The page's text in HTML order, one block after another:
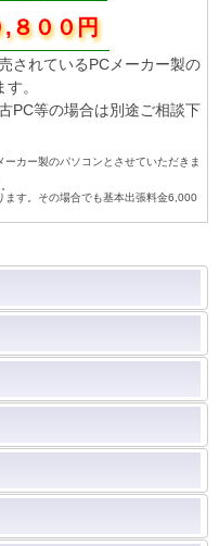
００円
されているPCメーカー製の
。
PC等の場合は別途ご相談下
カー製のパソコンとさせていただきま
す。その場合でも基本出張料金6,000